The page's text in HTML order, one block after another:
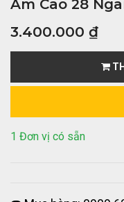
Am Cao 28
3.400.000 ₫
1 Đơn vị có sẵn